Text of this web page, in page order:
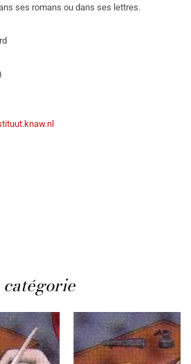
ses romans ou dans ses lettres.